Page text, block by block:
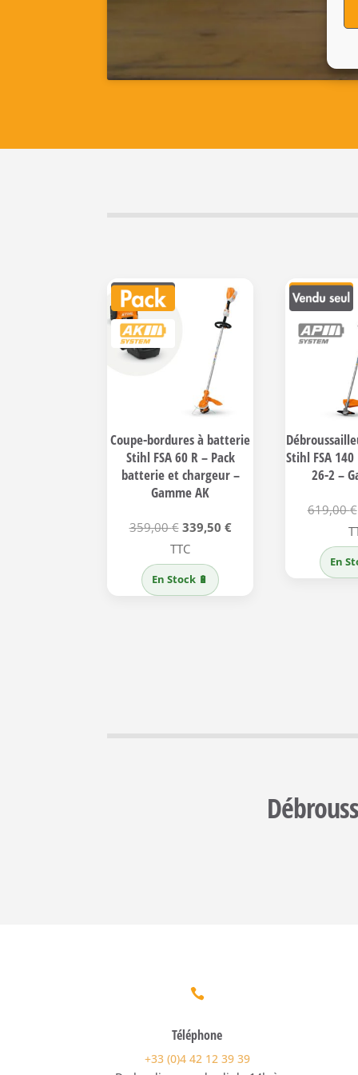
Coupe-bordures à batterie
Stihl FSA 60 R – Pack
batterie et chargeur –
Gamme AK
359,00€ Le
prix
initial
était :
339,50 €Le
TTC
En Stock 🔋
Stihl FSA
26-2 –
619,00€
En

Téléphone
+33 (0)4 42 12 39 39